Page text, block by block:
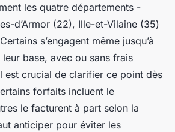
les quatre départements -
d’Armor (22), Ille-et-Vilaine (35)
s’engagent même jusqu’à
base, avec ou sans frais
est crucial de clarifier ce point dès
forfaits incluent le
le facturent à part selon la
anticiper pour éviter les